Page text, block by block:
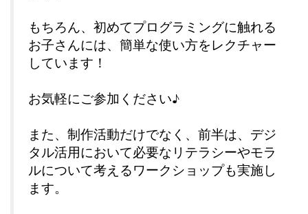
もちろん、初めてプログラミングに触れる
お子さんには、簡単な使い方をレクチャー
しています！
お気軽にご参加ください♪
また、制作活動だけでなく、前半は、デジ
タル活用において必要なリテラシーやモラ
ルについて考えるワークショップも実施し
ます。